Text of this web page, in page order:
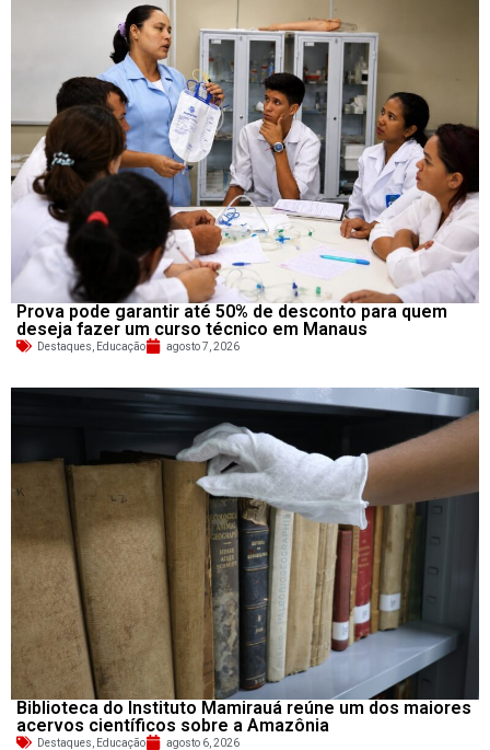
Prova pode garantir até 50% de desconto para quem
deseja fazer um curso técnico em Manaus
Destaques Educação agosto 7, 2026
Biblioteca do Instituto Mamirauá reúne um dos maiores
acervos científicos sobre a Amazônia
Destaques Educação agosto 6, 2026